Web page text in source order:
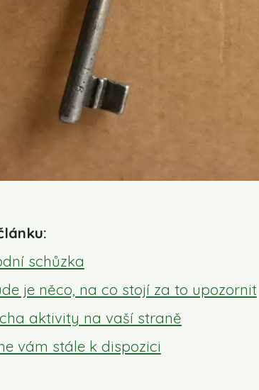
schůzka
je něco, na co stojí za to upozornit
aktivity na vaší straně
vám stále k dispozici